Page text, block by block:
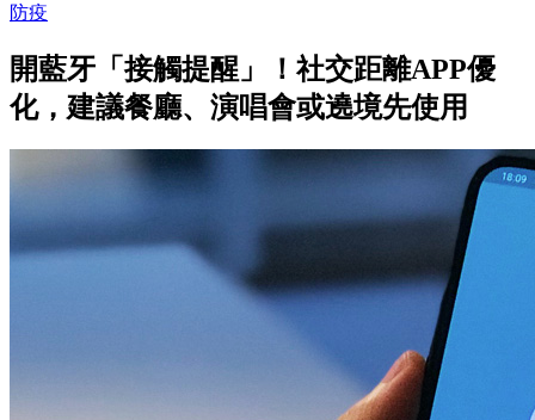
防疫
開藍牙「接觸提醒」！社交距離APP優
化，建議餐廳、演唱會或遶境先使用